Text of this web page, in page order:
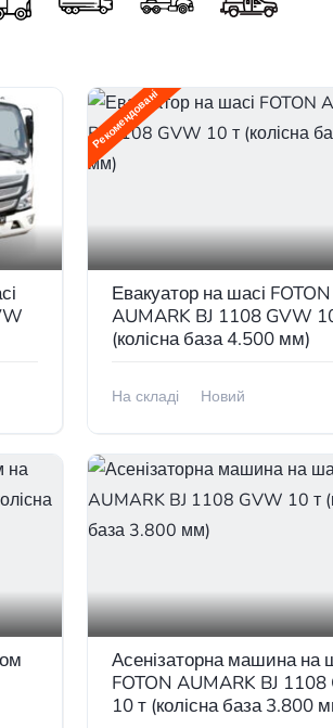
Рекомендовані
Евакуатор на шасі FOTON
AUMARK BJ 1108 GVW
(колісна база 4.500 мм)
На складі
Новий
Асенізаторна машина на
FOTON AUMARK BJ
10 т (колісна база 3.800